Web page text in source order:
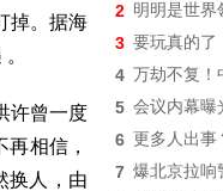
掉。据海
许曾一度
相信，
换人，由
2 明明是世界
3 要玩真的了
4 万劫不复！
5 会议内幕曝
6 更多人出事
7 爆北京拉响